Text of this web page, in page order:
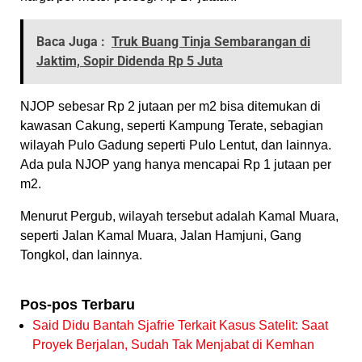
Baca Juga : Truk Buang Tinja Sembarangan di
Jaktim, Sopir Didenda Rp 5 Juta
NJOP sebesar Rp 2 jutaan per m2 bisa ditemukan di
kawasan Cakung, seperti Kampung Terate, sebagian
wilayah Pulo Gadung seperti Pulo Lentut, dan lainnya.
Ada pula NJOP yang hanya mencapai Rp 1 jutaan per
m2.
Menurut Pergub, wilayah tersebut adalah Kamal Muara,
seperti Jalan Kamal Muara, Jalan Hamjuni, Gang
Tongkol, dan lainnya.
Pos-pos Terbaru
Said Didu Bantah Sjafrie Terkait Kasus Satelit: Saat
Proyek Berjalan, Sudah Tak Menjabat di Kemhan